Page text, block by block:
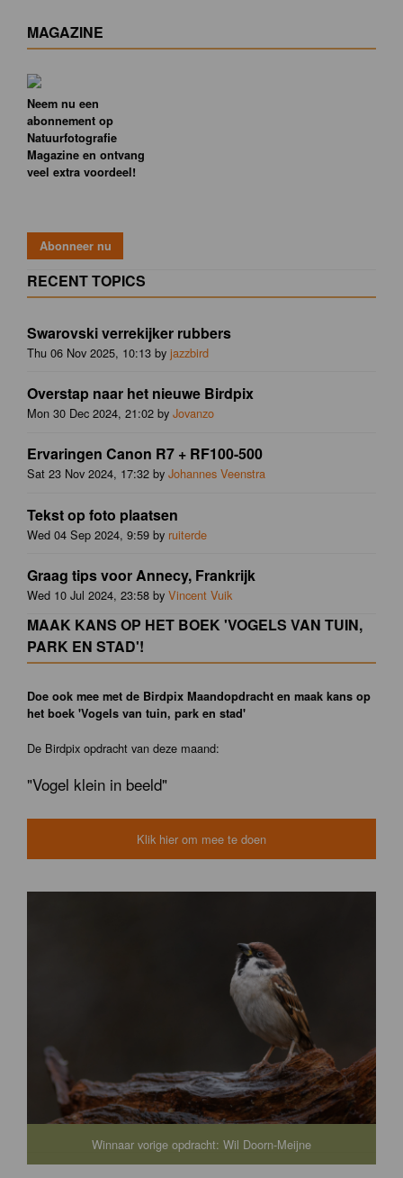
MAGAZINE
Neem nu een
abonnement op
Natuurfotografie
Magazine en ontvang
veel extra voordeel!
RECENT TOPICS
Swarovski verrekijker rubbers
Thu 06 Nov 2025, 10:13 by jazzbird
Overstap naar het nieuwe Birdpix
Mon 30 Dec 2024, 21:02 by Jovanzo
Ervaringen Canon R7 + RF100-500
Sat 23 Nov 2024, 17:32 by Johannes Veenstra
Tekst op foto plaatsen
Wed 04 Sep 2024, 9:59 by ruiterde
Graag tips voor Annecy, Frankrijk
Wed 10 Jul 2024, 23:58 by Vincent Vuik
MAAK KANS OP HET BOEK 'VOGELS VAN TUIN,
PARK EN STAD'!
Doe ook mee met de Birdpix Maandopdracht en maak kans op
het boek 'Vogels van tuin, park en stad'
De Birdpix opdracht van deze maand:
"Vogel klein in beeld"
Klik hier om mee te doen
Winnaar vorige opdracht: Wil Doorn-Meijne